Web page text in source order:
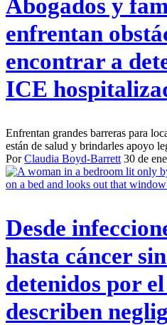
Abogados y
enfrentan
encontrar a
ICE
Enfrentan grandes barreras para
están de salud y brindarles apoyo
PorClaudia Boyd-Barrett 30 de
Desde
hasta cáncer
detenidos por
describen